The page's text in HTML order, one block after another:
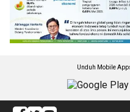
Unduh Mobile